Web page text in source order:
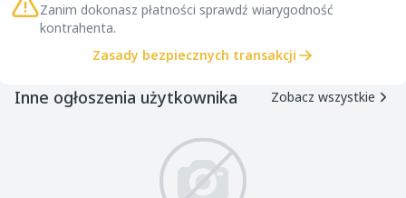
Zanim dokonasz płatności sprawdź wiarygodność
kontrahenta.
Zasady bezpiecznych transakcji
Inne ogłoszenia użytkownika Zobacz wszystkie